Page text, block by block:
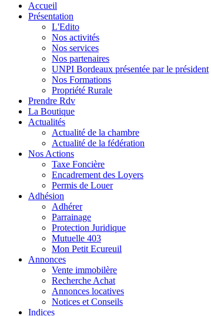
Accueil
Présentation
L'Edito
Nos activités
Nos services
Nos partenaires
UNPI Bordeaux présentée par le président
Nos Formations
Propriété Rurale
Prendre Rdv
La Boutique
Actualités
Actualité de la chambre
Actualité de la fédération
Nos Actions
Taxe Foncière
Encadrement des Loyers
Permis de Louer
Adhésion
Adhérer
Parrainage
Protection Juridique
Mutuelle 403
Mon Petit Ecureuil
Annonces
Vente immobilère
Recherche Achat
Annonces locatives
Notices et Conseils
Indices